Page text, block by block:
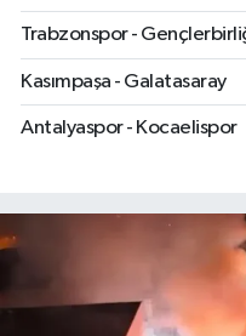
Trabzonspor -
Kasımpaşa - Galatasaray
Antalyaspor - Kocaelispor